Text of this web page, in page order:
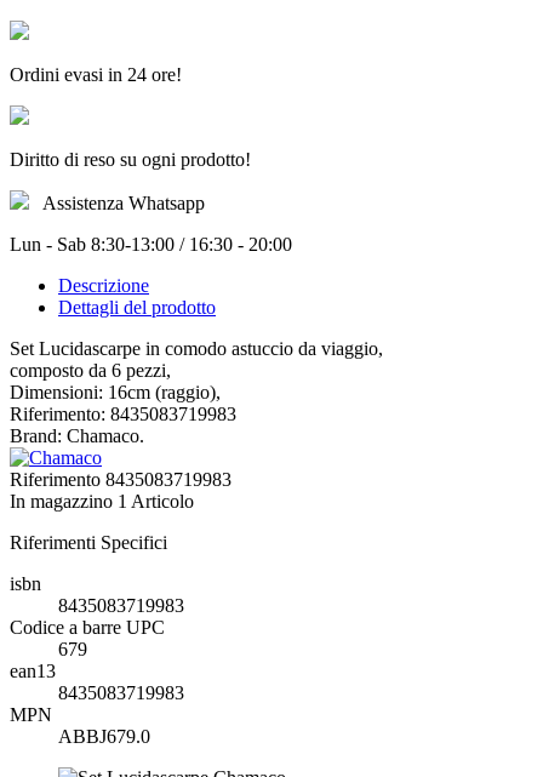
Ordini evasi in 24 ore!
Diritto di reso su ogni prodotto!
Assistenza Whatsapp
Lun - Sab 8:30-13:00 / 16:30 - 20:00
Descrizione
Dettagli del prodotto
Set Lucidascarpe in comodo astuccio da viaggio,
composto da 6 pezzi,
Dimensioni: 16cm (raggio),
Riferimento: 8435083719983
Brand: Chamaco.
Riferimento 8435083719983
In magazzino 1 Articolo
Riferimenti Specifici
isbn
8435083719983
Codice a barre UPC
679
ean13
8435083719983
MPN
ABBJ679.0